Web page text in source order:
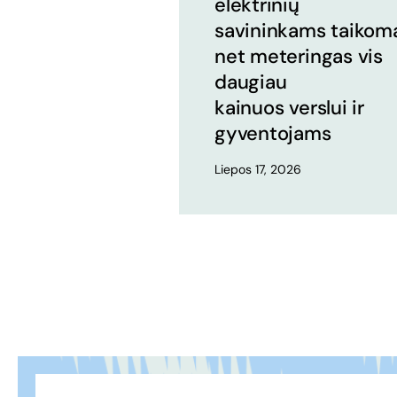
savininkams
net meteringas vis
daugiau
kainuos verslui ir
gyventojams
Liepos 17, 2026